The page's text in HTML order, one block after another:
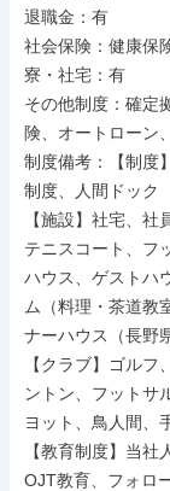
退職金：有
社会保険：健康保
寮・社宅：有
その他制度：確定
険、オートローン
制度備考：【制度
制度、人間ドック
【施設】社宅、社
テニスコート、フ
ハウス、ゲストハ
ム（料理・茶道教
ナーハウス（長野
【クラブ】ゴル
ントン、フットサ
ヨット、鳥人間、
【教育制度】当
OJT教育、フォロ